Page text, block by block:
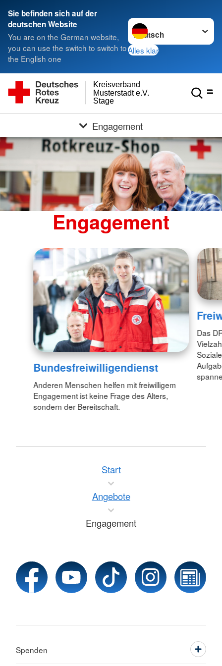
Sie befinden sich auf der
deutschen Website
You are on the German website,
you can use the switch to switch to
the English one
Sprache wechseln zu
Alles klar
Stage
Musterstadt e.V.
Kreisverband
Engagement
Engagement
Bundesfreiwilligendienst
Anderen Menschen helfen mit freiwilligem
Engagement ist keine Frage des Alters,
sondern der Bereitschaft.
Das
Start
Angebote
Engagement
Spenden